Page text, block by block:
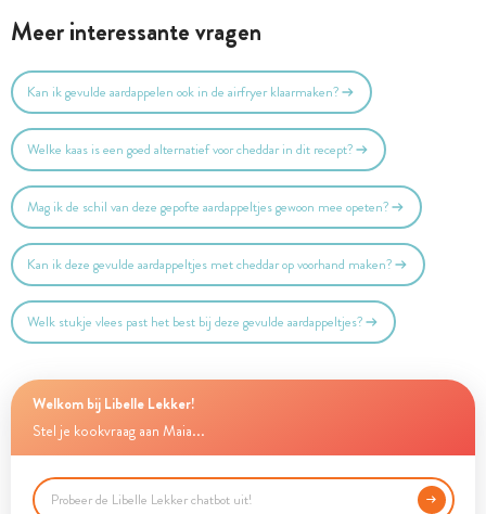
Meer interessante vragen
Kan ik gevulde aardappelen ook in de airfryer klaarmaken?
Welke kaas is een goed alternatief voor cheddar in dit recept?
Mag ik de schil van deze gepofte aardappeltjes gewoon mee opeten?
Kan ik deze gevulde aardappeltjes met cheddar op voorhand maken?
Welk stukje vlees past het best bij deze gevulde aardappeltjes?
Welkom bij Libelle Lekker!
Stel je kookvraag aan Maia...